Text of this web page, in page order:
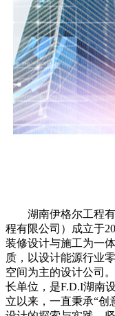
湖南伊格尔工程有
程有限公司）成立于
装修设计与施工为一
质，以设计能源行业
空间为主的设计公司
长单位，是F.D.I湖南
立以来，一直秉承“创